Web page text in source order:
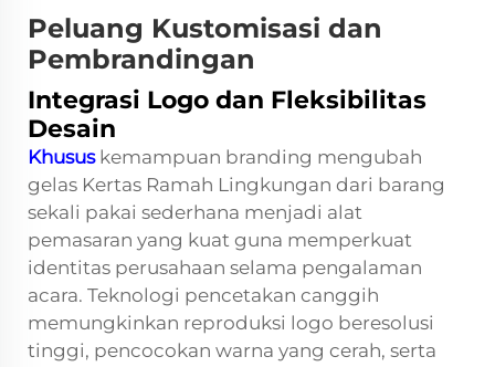
Peluang Kustomisasi dan
Pembrandingan
Integrasi Logo dan Fleksibilitas
Desain
Khusus kemampuan branding mengubah
gelas Kertas Ramah Lingkungan dari barang
sekali pakai sederhana menjadi alat
pemasaran yang kuat guna memperkuat
identitas perusahaan selama pengalaman
acara. Teknologi pencetakan canggih
memungkinkan reproduksi logo beresolusi
tinggi, pencocokan warna yang cerah, serta